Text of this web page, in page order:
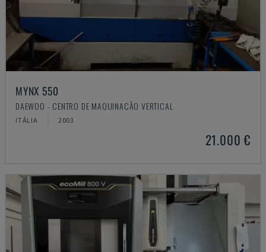
MYNX 550
DAEWOO - CENTRO DE MAQUINAÇÃO VERTICAL
ITÁLIA 2003
21.000 €